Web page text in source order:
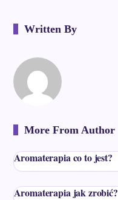
Written By
More From Author
Aromaterapia co to jest?
Aromaterapia jak zrobić?